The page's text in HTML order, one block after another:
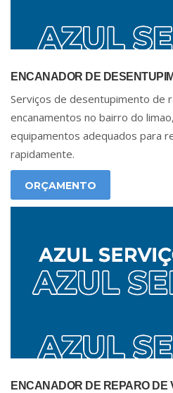
ENCANADOR DE
Serviços de desentupimento de
encanamentos no bairro do
equipamentos adequados para
rapidamente.
ORÇAMENTO
ENCANADOR DE REPARO DE